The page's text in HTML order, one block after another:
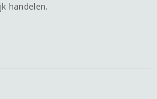
handelen.